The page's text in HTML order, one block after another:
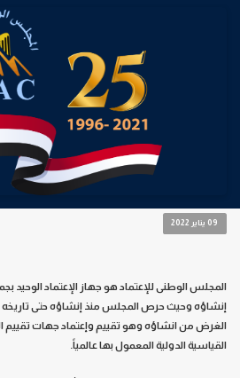
09 يناير 2022
المجلس الوطنى للإعتماد هو جهاز الإعتماد الوحيد
إنشاؤه وحيث حرص المجلس منذ إنشاؤه حتى
الغرض من انشاؤه وهو تقييم وإعتماد جهات تقييم
القياسية الدولية المعمول بها عالمياً.